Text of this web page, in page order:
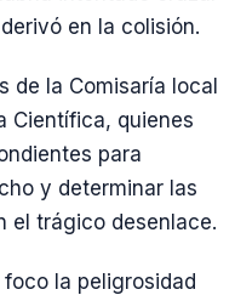
en la colisión.
de la Comisaría local
Científica, quienes
para
y determinar las
el trágico desenlace.
la peligrosidad